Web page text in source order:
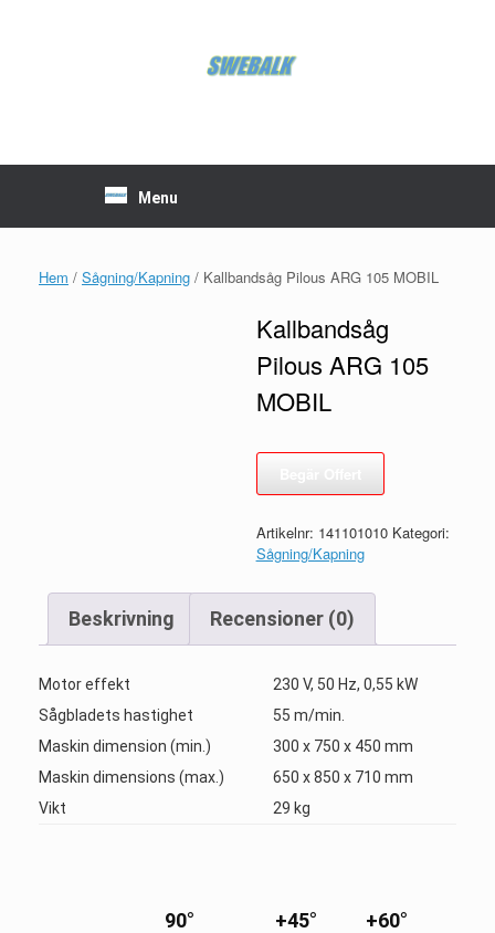
Menu
Hem / Sågning/Kapning / Kallbandsåg Pilous ARG 105 MOBIL
Kallbandsåg
Pilous ARG 105
MOBIL
Artikelnr: 141101010 Kategori:
Sågning/Kapning
Beskrivning Recensioner (0)
Motor effekt
230 V, 50 Hz, 0,55 kW
Sågbladets hastighet
55 m/min.
Maskin dimension (min.)
300 x 750 x 450 mm
Maskin dimensions (max.)
650 x 850 x 710 mm
Vikt
29 kg
90° +45° +60°